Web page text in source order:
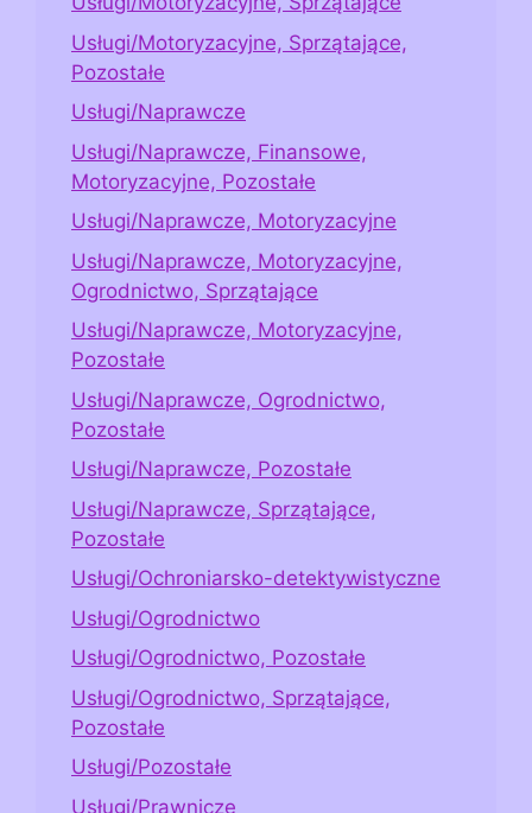
Usługi/Motoryzacyjne, Sprzątające,
Pozostałe
Usługi/Naprawcze
Usługi/Naprawcze, Finansowe,
Motoryzacyjne, Pozostałe
Usługi/Naprawcze, Motoryzacyjne
Usługi/Naprawcze, Motoryzacyjne,
Ogrodnictwo, Sprzątające
Usługi/Naprawcze, Motoryzacyjne,
Pozostałe
Usługi/Naprawcze, Ogrodnictwo,
Pozostałe
Usługi/Naprawcze, Pozostałe
Usługi/Naprawcze, Sprzątające,
Pozostałe
Usługi/Ochroniarsko-detektywistyczne
Usługi/Ogrodnictwo
Usługi/Ogrodnictwo, Pozostałe
Usługi/Ogrodnictwo, Sprzątające,
Pozostałe
Usługi/Pozostałe
Usługi/Prawnicze